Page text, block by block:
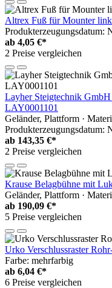
Altrex Fuß für Mounter
Produkterzeugungsdatum:
ab 4,05 €*
2 Preise vergleichen
Layher Steigtechnik
LAY0001101
Geländer, Plattform ·
Produkterzeugungsdatum:
ab 143,35 €*
2 Preise vergleichen
Krause Belagbühne mit
Geländer, Plattform ·
ab 190,09 €*
5 Preise vergleichen
Urko Verschlussraster
Farbe: mehrfarbig
ab 6,04 €*
6 Preise vergleichen